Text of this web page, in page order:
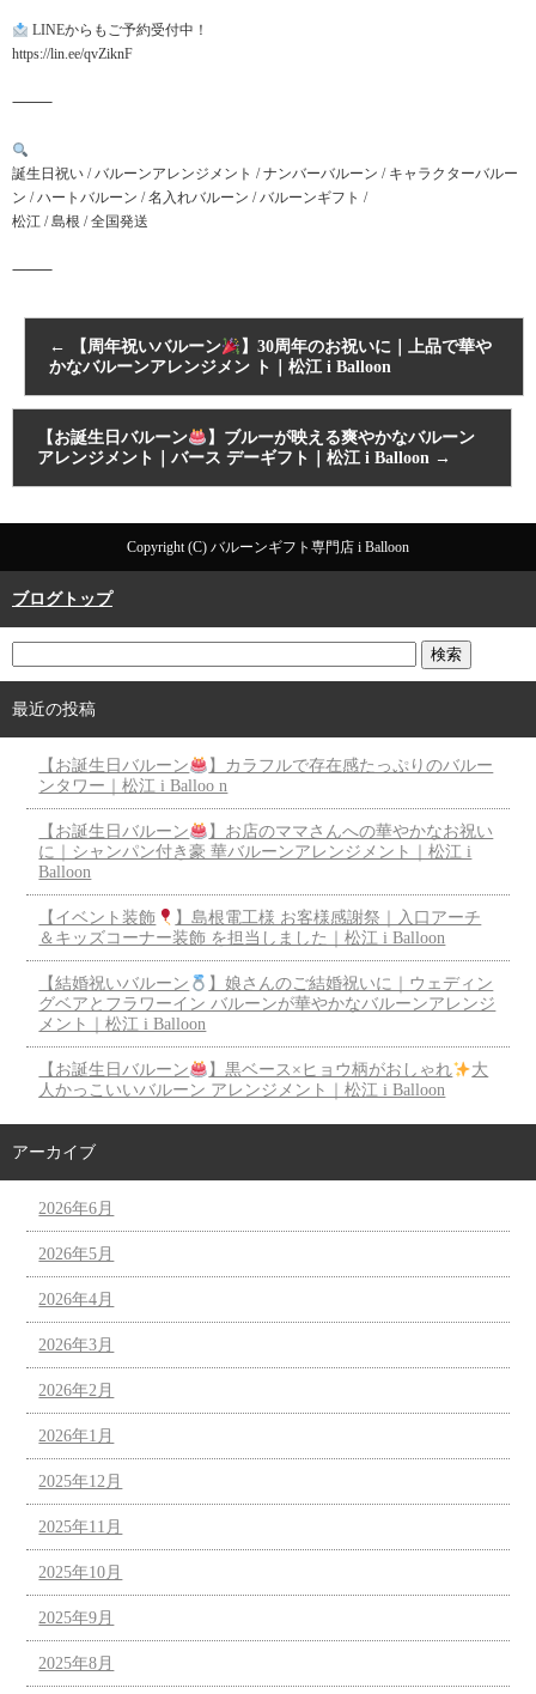
LINEからもご予約受付中！
https://lin.ee/qvZiknF
⸻
誕生日祝い / バルーンアレンジメント / ナンバーバルーン / キャラクターバルー
ン / ハートバルーン / 名入れバルーン / バルーンギフト /
松江 / 島根 / 全国発送
⸻
← 【周年祝いバルーン
】30周年のお祝いに｜上品で華や
かなバルーンアレンジメン ト｜松江 i Balloon
【お誕生日バルーン
】ブルーが映える爽やかなバルーン
アレンジメント｜バース デーギフト｜松江 i Balloon →
Copyright (C) バルーンギフト専門店 i Balloon
ブログトップ
最近の投稿
【お誕生日バルーン
】カラフルで存在感たっぷりのバルー
ンタワー｜松江 i Balloo n
【お誕生日バルーン
】お店のママさんへの華やかなお祝い
に｜シャンパン付き豪 華バルーンアレンジメント｜松江 i
Balloon
【イベント装飾
】島根電工様 お客様感謝祭｜入口アーチ
＆キッズコーナー装飾 を担当しました｜松江 i Balloon
【結婚祝いバルーン
】娘さんのご結婚祝いに｜ウェディン
グベアとフラワーイン バルーンが華やかなバルーンアレンジ
メント｜松江 i Balloon
【お誕生日バルーン 】黒ベース×ヒョウ柄がおしゃれ
大
人かっこいいバルーン アレンジメント｜松江 i Balloon
アーカイブ
2026年6月
2026年5月
2026年4月
2026年3月
2026年2月
2026年1月
2025年12月
2025年11月
2025年10月
2025年9月
2025年8月